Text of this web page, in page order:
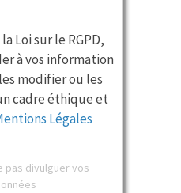
Loi sur le RGPD,
à vos information
modifier ou les
cadre éthique et
Légales
pas divulguer vos